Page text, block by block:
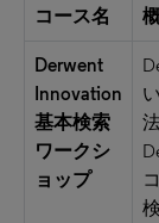
コース名
Derwent
Innovation
基本検索
ワークシ
ョップ